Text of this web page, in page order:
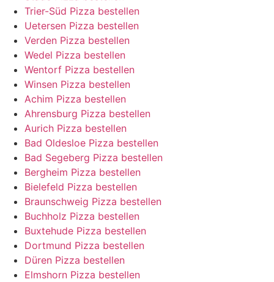
Trier-Süd Pizza bestellen
Uetersen Pizza bestellen
Verden Pizza bestellen
Wedel Pizza bestellen
Wentorf Pizza bestellen
Winsen Pizza bestellen
Achim Pizza bestellen
Ahrensburg Pizza bestellen
Aurich Pizza bestellen
Bad Oldesloe Pizza bestellen
Bad Segeberg Pizza bestellen
Bergheim Pizza bestellen
Bielefeld Pizza bestellen
Braunschweig Pizza bestellen
Buchholz Pizza bestellen
Buxtehude Pizza bestellen
Dortmund Pizza bestellen
Düren Pizza bestellen
Elmshorn Pizza bestellen